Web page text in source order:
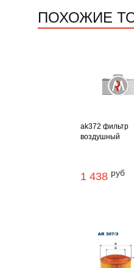
ПОХОЖИЕ
ak372 фильтр
воздушный
1 438 руб